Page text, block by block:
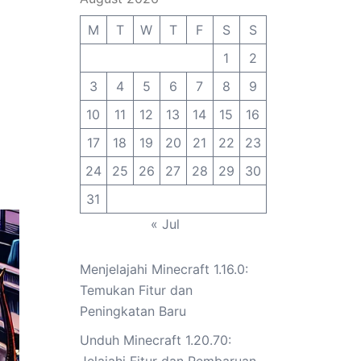
M
T W T F S
S
1
2
3
4 5 6 7 8
9
10
11 12 13 14 15
16
17
18 19 20 21 22
23
24
25 26 27 28 29
30
31
« Jul
Menjelajahi Minecraft 1.16.0:
Temukan Fitur dan
Peningkatan Baru
Unduh Minecraft 1.20.70: